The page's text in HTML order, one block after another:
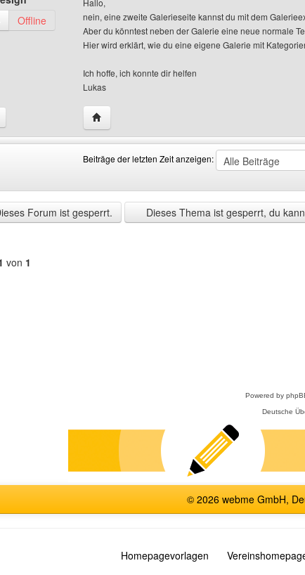
Benutzer-Profile anzeigen
Offline
Hallo,
nein, eine zweite Galerieseite kannst du mit dem
Aber du könntest neben der Galerie eine neue normale
Hier wird erklärt, wie du eine eigene Galerie mit
Ich hoffe, ich konnte dir helfen
Lukas
Website dieses Benutzers besuchen: lu-design
Beiträge der letzten Zeit anzeigen:
der
letzten
Zeit
by
Forum ist gesperrt.
Dieses Thema ist gesperrt, du
von 1
Powered by
Deutsche
© 2026 webme GmbH,
Homepagevorlagen